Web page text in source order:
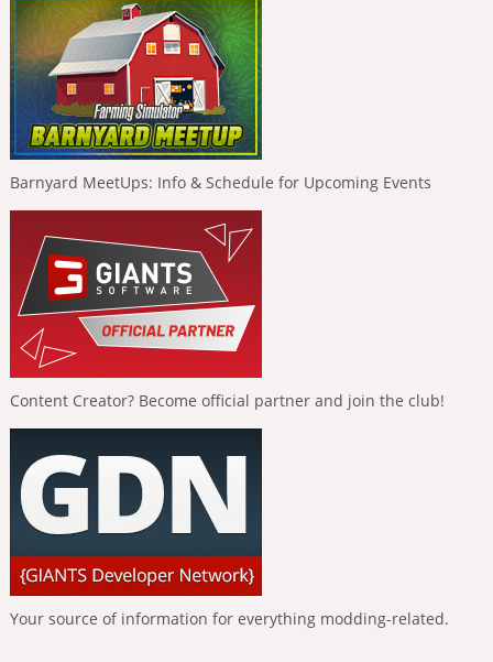
Barnyard MeetUps: Info & Schedule for Upcoming Events
Content Creator? Become official partner and join the club!
Your source of information for everything modding-related.